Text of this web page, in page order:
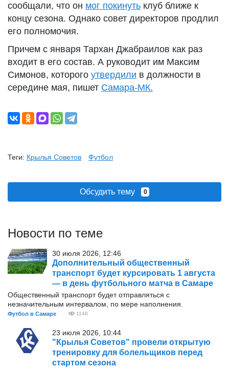
сообщали, что он мог покинуть клуб ближе к
концу сезона. Однако совет директоров продлил
его полномочия.
Причем с января Тархан Джабраилов как раз
входит в его состав. А руководит им Максим
Симонов, которого утвердили в должности в
середине мая, пишет Самара-МК.
Теги: Крылья Советов Футбол
Обсудить тему 0
Новости по теме
30 июля 2026, 12:46
Дополнительный общественный
транспорт будет курсировать 1 августа
— в день футбольного матча в Самаре
Общественный транспорт будет отправляться с
незначительным интервалом, по мере наполнения.
Футбол в Самаре 1148
23 июля 2026, 10:44
"Крылья Советов" провели открытую
тренировку для болельщиков перед
стартом сезона